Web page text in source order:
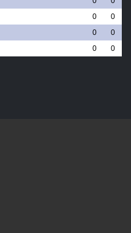
0
0
0
0
0 0